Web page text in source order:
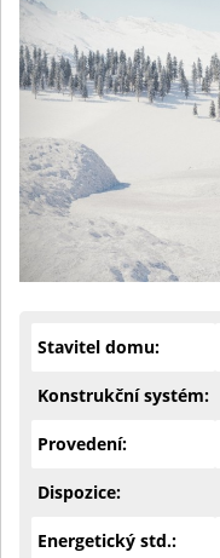
Stavitel domu:
Konstrukční systém:
Provedení:
Dispozice:
Energetický std.: